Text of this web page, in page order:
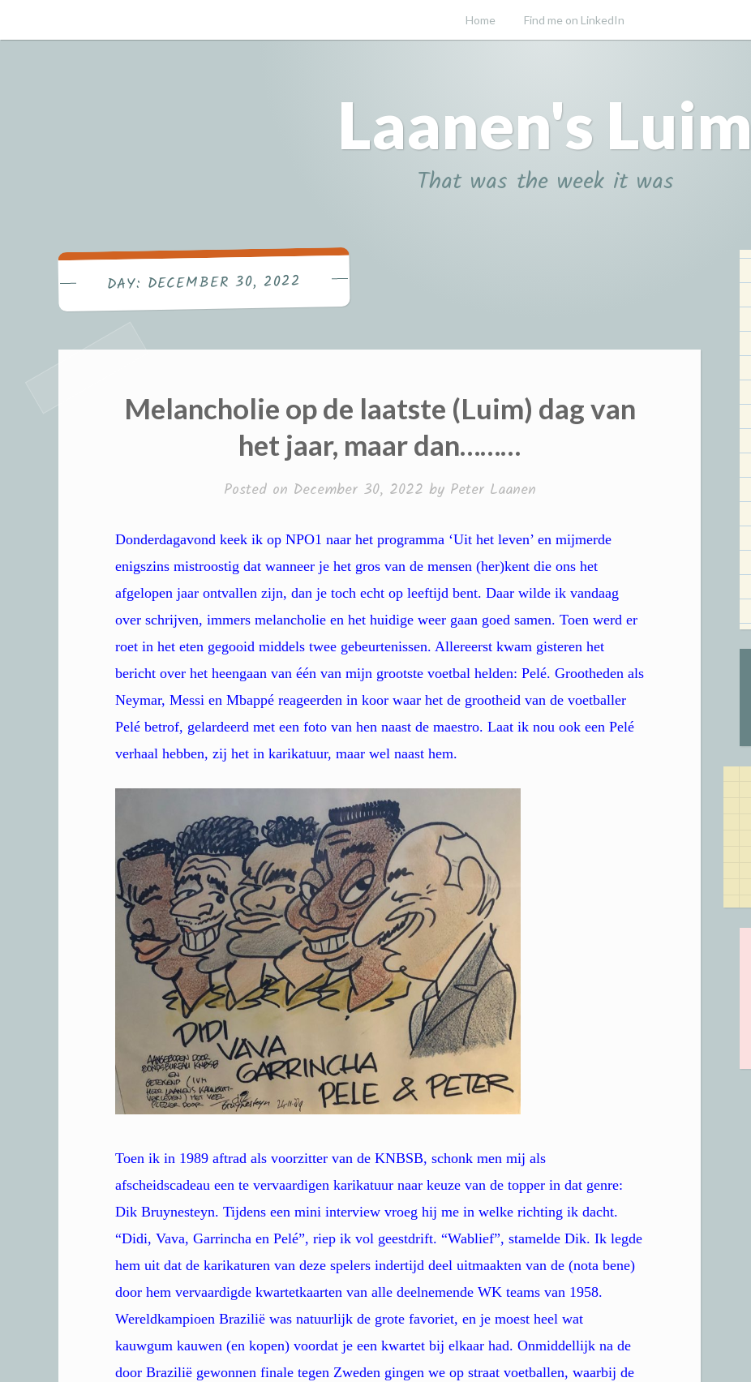
to
Home Find me on LinkedIn
Laanen's Luim
That was the week it was
DAY: DECEMBER 30, 2022
Melancholie op de laatste (Luim) dag van
het jaar, maar dan………
Posted on December 30, 2022 by Peter Laanen
Donderdagavond keek ik op NPO1 naar het programma ‘Uit het leven’ en mijmerde
enigszins mistroostig dat wanneer je het gros van de mensen (her)kent die ons het
afgelopen jaar ontvallen zijn, dan je toch echt op leeftijd bent. Daar wilde ik vandaag
over schrijven, immers melancholie en het huidige weer gaan goed samen. Toen werd er
roet in het eten gegooid middels twee gebeurtenissen. Allereerst kwam gisteren het
bericht over het heengaan van één van mijn grootste voetbal helden: Pelé. Grootheden als
Neymar, Messi en Mbappé reageerden in koor waar het de grootheid van de voetballer
Pelé betrof, gelardeerd met een foto van hen naast de maestro. Laat ik nou ook een Pelé
verhaal hebben, zij het in karikatuur, maar wel naast hem.
Toen ik in 1989 aftrad als voorzitter van de KNBSB, schonk men mij als
afscheidscadeau een te vervaardigen karikatuur naar keuze van de topper in dat genre:
Dik Bruynesteyn. Tijdens een mini interview vroeg hij me in welke richting ik dacht.
“Didi, Vava, Garrincha en Pelé”, riep ik vol geestdrift. “Wablief”, stamelde Dik. Ik legde
hem uit dat de karikaturen van deze spelers indertijd deel uitmaakten van de (nota bene)
door hem vervaardigde kwartetkaarten van alle deelnemende WK teams van 1958.
Wereldkampioen Brazilië was natuurlijk de grote favoriet, en je moest heel wat
kauwgum kauwen (en kopen) voordat je een kwartet bij elkaar had. Onmiddellijk na de
door Brazilië gewonnen finale tegen Zweden gingen we op straat voetballen, waarbij de